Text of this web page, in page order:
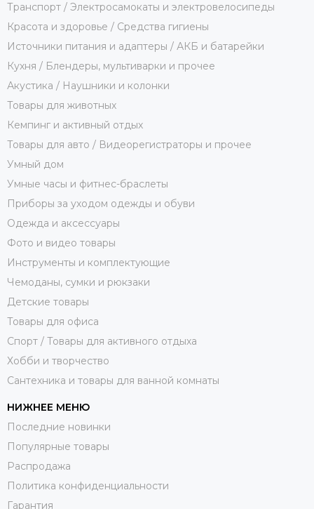
Транспорт / Электросамокаты и электровелосипеды
Красота и здоровье / Средства гигиены
Источники питания и адаптеры / АКБ и батарейки
Кухня / Блендеры, мультиварки и прочее
Акустика / Наушники и колонки
Товары для животных
Кемпинг и активный отдых
Товары для авто / Видеорегистраторы и прочее
Умный дом
Умные часы и фитнес-браслеты
Приборы за уходом одежды и обуви
Одежда и аксессуары
Фото и видео товары
Инструменты и комплектующие
Чемоданы, сумки и рюкзаки
Детские товары
Товары для офиса
Спорт / Товары для активного отдыха
Хобби и творчество
Сантехника и товары для ванной комнаты
НИЖНЕЕ МЕНЮ
Последние новинки
Популярные товары
Распродажа
Политика конфиденциальности
Гарантия